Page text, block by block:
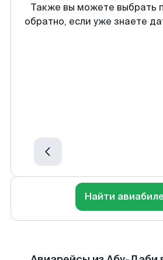
Также вы можете выбрать
обратно, если уже знаете
Найти